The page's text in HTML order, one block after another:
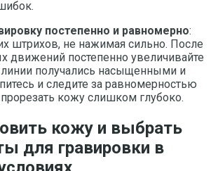
постепенно и равномерно:
штрихов, не нажимая сильно. После
движений постепенно увеличивайте
получались насыщенными и
и следите за равномерностью
кожу слишком глубоко.
кожу и выбрать
для гравировки в